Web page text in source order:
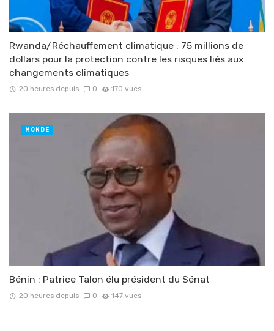
Rwanda/Réchauffement climatique : 75 millions de
dollars pour la protection contre les risques liés aux
changements climatiques
20 heures depuis 0 170 vues
Bénin : Patrice Talon élu président du Sénat
20 heures depuis 0 147 vues
MONDE